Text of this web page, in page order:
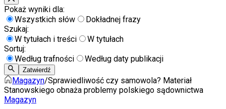
Pokaż wyniki dla:
Wszystkich słów
Dokładnej frazy
Szukaj:
W tytułach i treści
W tytułach
Sortuj:
Według trafności
Według daty publikacji
Zatwierdź
Magazyn/Sprawiedliwość czy samowola? Materiał
Stanowskiego obnaża problemy polskiego sądownictwa
Magazyn